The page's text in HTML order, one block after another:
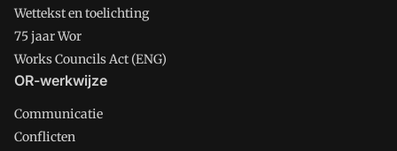
Wettekst en toelichting
75 jaar Wor
Works Councils Act (ENG)
OR-werkwijze
Communicatie
Conflicten